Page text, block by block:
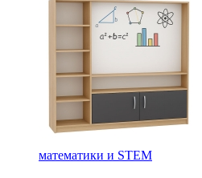
математики и STEM